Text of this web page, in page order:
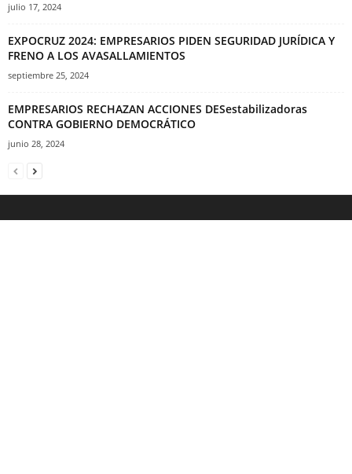
julio 17, 2024
EXPOCRUZ 2024: EMPRESARIOS PIDEN SEGURIDAD JURÍDICA Y
FRENO A LOS AVASALLAMIENTOS
septiembre 25, 2024
EMPRESARIOS RECHAZAN ACCIONES DESestabilizadoras
CONTRA GOBIERNO DEMOCRÁTICO
junio 28, 2024